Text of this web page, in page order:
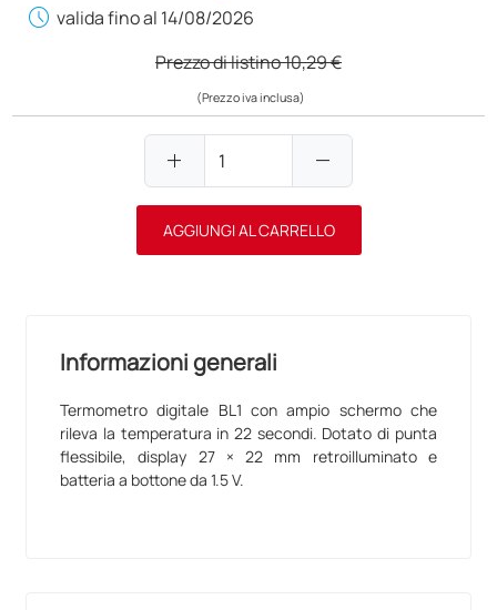
schedule valida fino al 14/08/2026
Prezzo di listino10,29 €
(Prezzo iva inclusa)
add remove
AGGIUNGI AL CARRELLO
Informazioni generali
Termometro digitale BL1 con ampio schermo che
rileva la temperatura in 22 secondi. Dotato di punta
flessibile, display 27 × 22 mm retroilluminato e
batteria a bottone da 1.5 V.